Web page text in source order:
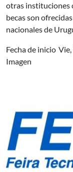
otras instituciones
becas son
nacionales de
Fecha de inicio
Imagen